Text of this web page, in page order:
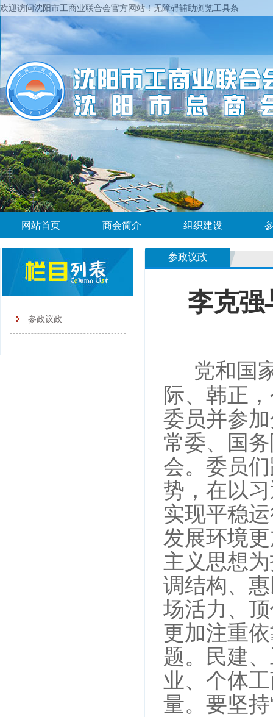
欢迎访问沈阳市工商业联合会官方网站！无障碍辅助浏览工具条
网站首页 商会简介 组织建设
参政议政
参政议政
李克强
党和国
际、韩正
委员并参
常委、国
会。委员
势，在以
实现平稳
发展环境
主义思想
调结构、
场活力、
更加注重
题。民建
业、个体
量。要坚